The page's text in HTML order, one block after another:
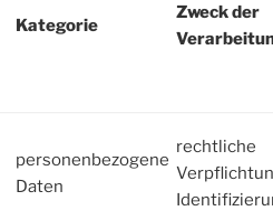
Kategorie
Zweck der
personenbezogene
Daten
rechtliche